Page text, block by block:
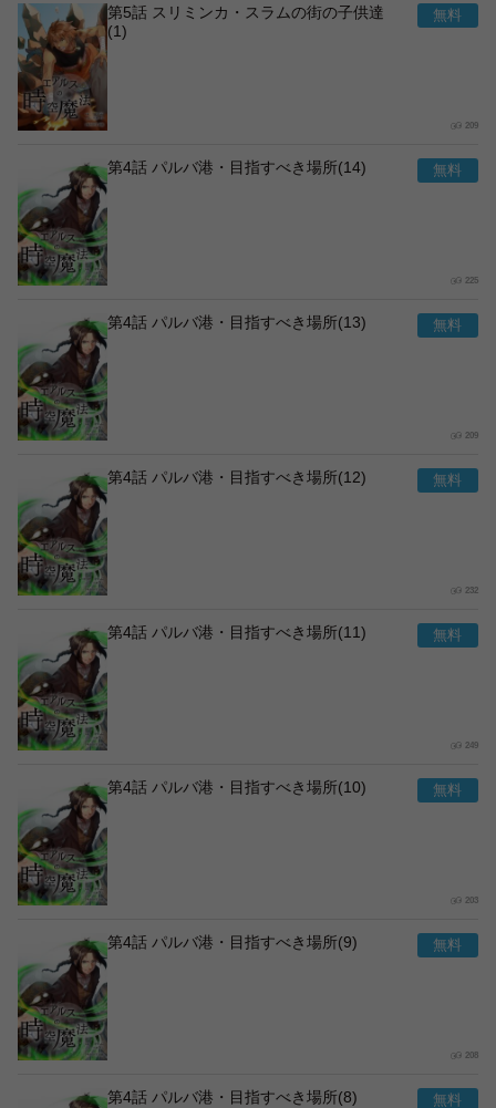
第5話 スリミンカ・スラムの街の子供達
(1)
209
第4話 パルバ港・目指すべき場所(14)
225
第4話 パルバ港・目指すべき場所(13)
209
第4話 パルバ港・目指すべき場所(12)
232
第4話 パルバ港・目指すべき場所(11)
249
第4話 パルバ港・目指すべき場所(10)
203
第4話 パルバ港・目指すべき場所(9)
208
第4話 パルバ港・目指すべき場所(8)